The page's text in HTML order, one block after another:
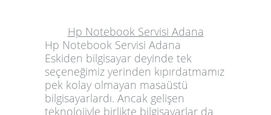
Hp Notebook Servisi Adana
Hp Notebook Servisi Adana
Eskiden bilgisayar deyinde tek
seçeneğimiz yerinden kıpırdatmamız
pek kolay olmayan masaüstü
bilgisayarlardı. Ancak gelişen
teknolojiyle birlikte bilgisayarlar da